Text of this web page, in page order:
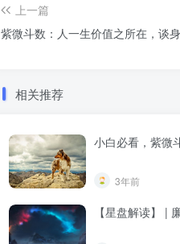
上一篇
紫微斗数：人一生价值之所在，谈
相关推荐
小白必看，紫微
3年前
【星盘解读】 |